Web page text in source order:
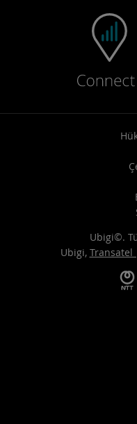
Ubigi©.
Ubigi, Transatel